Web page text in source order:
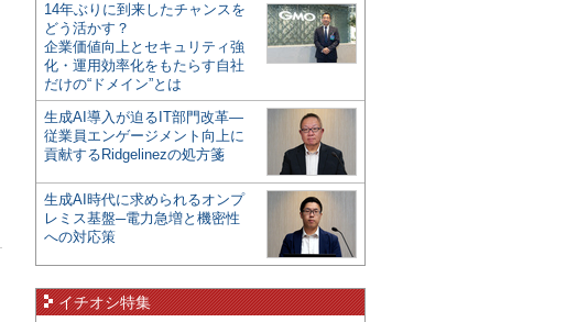
14年ぶりに到来したチャンスを
どう活かす？
企業価値向上とセキュリティ強
化・運用効率化をもたらす自社
だけの“ドメイン”とは
生成AI導入が迫るIT部門改革―
従業員エンゲージメント向上に
貢献するRidgelinezの処方箋
生成AI時代に求められるオンプ
レミス基盤─電力急増と機密性
への対応策
イチオシ特集